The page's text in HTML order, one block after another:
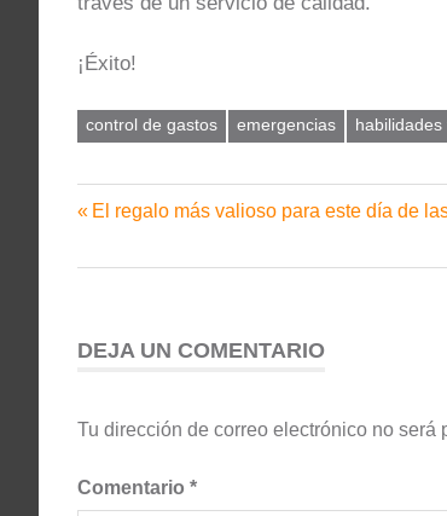
¡Éxito!
control de gastos emergencias
Navegación
de
Entrada
El regalo más valioso para este día de
DEJA UN COMENTARIO
Tu dirección de correo electrónico no será
Comentario *